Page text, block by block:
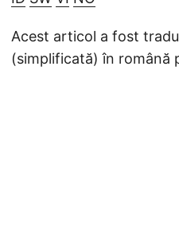
Acest articol a fost
(simplificată) în română